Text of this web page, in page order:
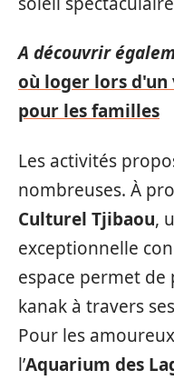
A découvrir
où loger lors d'un
pour les familles
Les activités
nombreuses. À
Culturel Tjibaou,
exceptionnelle
espace permet
kanak à travers
Pour les
l’Aquarium des